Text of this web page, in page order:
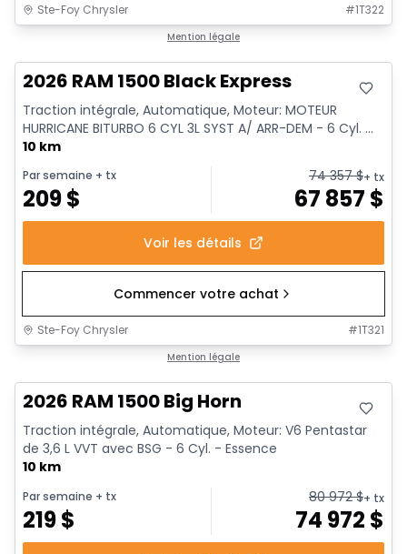
Ste-Foy Chrysler #1T322
Mention légale
2026 RAM 1500 Black Express
Traction intégrale, Automatique, Moteur: MOTEUR
HURRICANE BITURBO 6 CYL 3L SYST A/ ARR-DEM - 6 Cyl. ...
10 km
Par semaine + tx
209$
74 357$+ tx
67 857 $
Voir les détails
Commencer votre achat
Ste-Foy Chrysler #1T321
Mention légale
2026 RAM 1500 Big Horn
Traction intégrale, Automatique, Moteur: V6 Pentastar
de 3,6 L VVT avec BSG - 6 Cyl. - Essence
10 km
Par semaine + tx
219$
80 972$+ tx
74 972 $